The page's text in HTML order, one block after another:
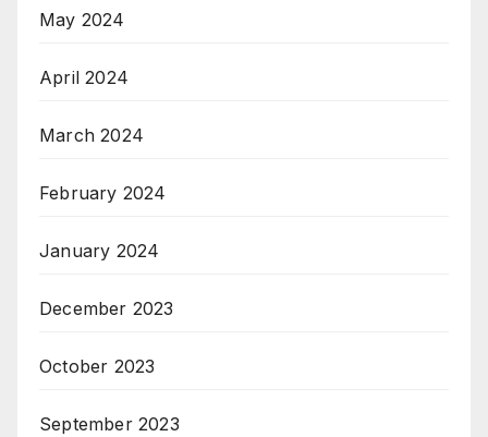
May 2024
April 2024
March 2024
February 2024
January 2024
December 2023
October 2023
September 2023